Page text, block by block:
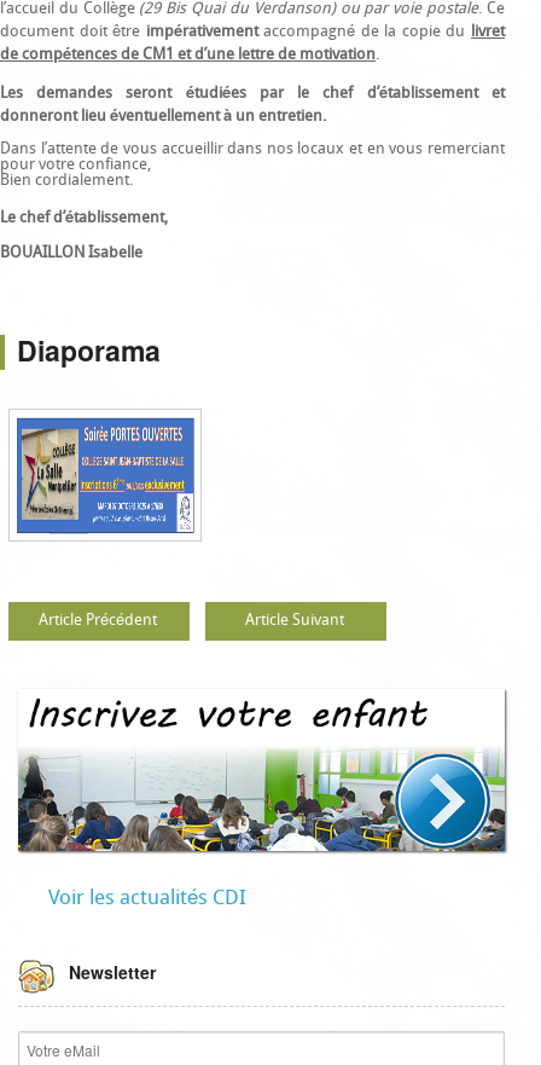
l’accueil du Collège (29 Bis Quai du Verdanson) ou par voie postale. Ce
document doit être impérativementaccompagné de la copie du
livret
de compétences de CM1 et d’une lettre de motivation.
Les demandes seront étudiées par le chef d’établissement et
donneront lieu éventuellement à un entretien.
Dans l’attente de vous accueillir dans nos locaux et en vous remerciant
pour votre confiance,
Bien cordialement.
Le chef d’établissement,
BOUAILLON Isabelle
Diaporama
Article Précédent Article Suivant
Voir les actualités CDI
Newsletter